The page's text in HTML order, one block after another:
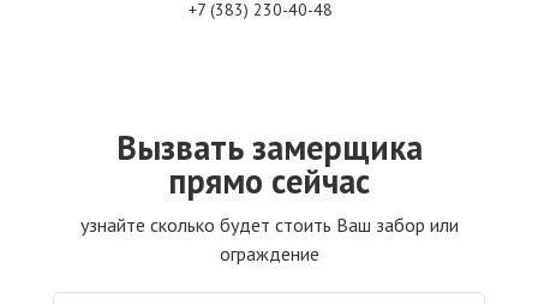
+7 (383) 230-40-48
Вызвать замерщика
прямо сейчас
узнайте сколько будет стоить Ваш забор или
ограждение